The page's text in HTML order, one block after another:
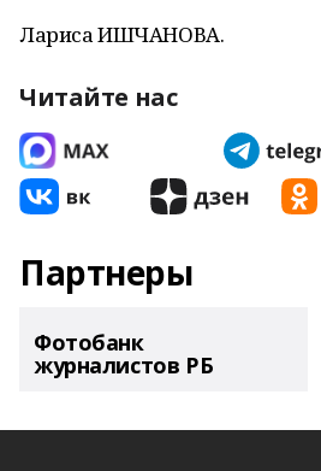
Лариса ИШЧАНОВА.
Читайте нас
Партнеры
Фотобанк
журналистов РБ